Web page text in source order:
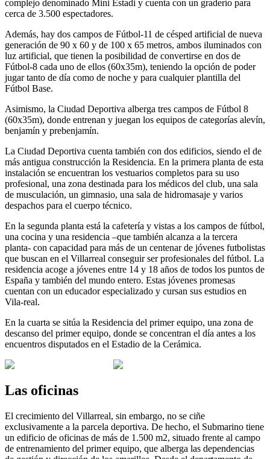
complejo denominado Mini Estadi y cuenta con un graderío para
cerca de 3.500 espectadores.
Además, hay dos campos de Fútbol-11 de césped artificial de nueva
generación de 90 x 60 y de 100 x 65 metros, ambos iluminados con
luz artificial, que tienen la posibilidad de convertirse en dos de
Fútbol-8 cada uno de ellos (60x35m), teniendo la opción de poder
jugar tanto de día como de noche y para cualquier plantilla del
Fútbol Base.
Asimismo, la Ciudad Deportiva alberga tres campos de Fútbol 8
(60x35m), donde entrenan y juegan los equipos de categorías alevín,
benjamín y prebenjamín.
La Ciudad Deportiva cuenta también con dos edificios, siendo el de
más antigua construcción la Residencia. En la primera planta de esta
instalación se encuentran los vestuarios completos para su uso
profesional, una zona destinada para los médicos del club, una sala
de musculación, un gimnasio, una sala de hidromasaje y varios
despachos para el cuerpo técnico.
En la segunda planta está la cafetería y vistas a los campos de fútbol,
una cocina y una residencia –que también alcanza a la tercera
planta- con capacidad para más de un centenar de jóvenes futbolistas
que buscan en el Villarreal conseguir ser profesionales del fútbol. La
residencia acoge a jóvenes entre 14 y 18 años de todos los puntos de
España y también del mundo entero. Estas jóvenes promesas
cuentan con un educador especializado y cursan sus estudios en
Vila-real.
En la cuarta se sitúa la Residencia del primer equipo, una zona de
descanso del primer equipo, donde se concentran el día antes a los
encuentros disputados en el Estadio de la Cerámica.
Las oficinas
El crecimiento del Villarreal, sin embargo, no se ciñe
exclusivamente a la parcela deportiva. De hecho, el Submarino tiene
un edificio de oficinas de más de 1.500 m2, situado frente al campo
de entrenamiento del primer equipo, que alberga las dependencias